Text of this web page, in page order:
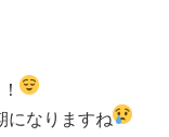
になりますね